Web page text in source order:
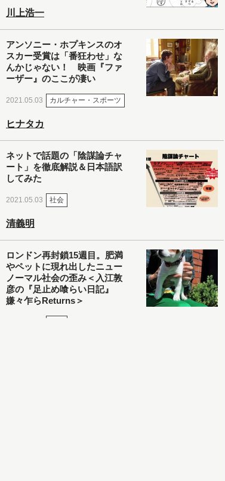
川上浩一
アンソニー・ホプキンスのオ
スカー受賞は「番狂わせ」な
んかじゃない！ 映画『ファ
ーザー』のここが凄い
2021.05.03 カルチャー・スポーツ
ヒナタカ
ネットで話題の「陰謀論チャ
ート」を徹底解説＆日本語訳
してみた
2021.05.03 社会
清義明
ロンドン再封鎖15週目。肥満
やペットに現れ出したニュー
ノーマル社会の歪み＜入江敦
彦の『足止め喰らい日記』
嫌々乍らReturns＞